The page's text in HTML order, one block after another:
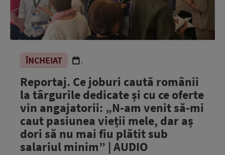
ÎNCHEIAT .
Reportaj. Ce joburi caută românii
la târgurile dedicate și cu ce oferte
vin angajatorii: „N-am venit să-mi
caut pasiunea vieții mele, dar aș
dori să nu mai fiu plătit sub
salariul minim” | AUDIO